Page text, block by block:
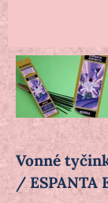
Vonné
/ ESPANTA